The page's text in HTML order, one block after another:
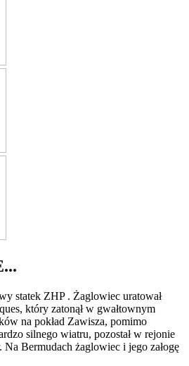
statek ZHP . Żaglowiec uratował
który zatonął w gwałtownym
na pokład Zawisza, pomimo
silnego wiatru, pozostał w rejonie
Bermudach żaglowiec i jego załogę